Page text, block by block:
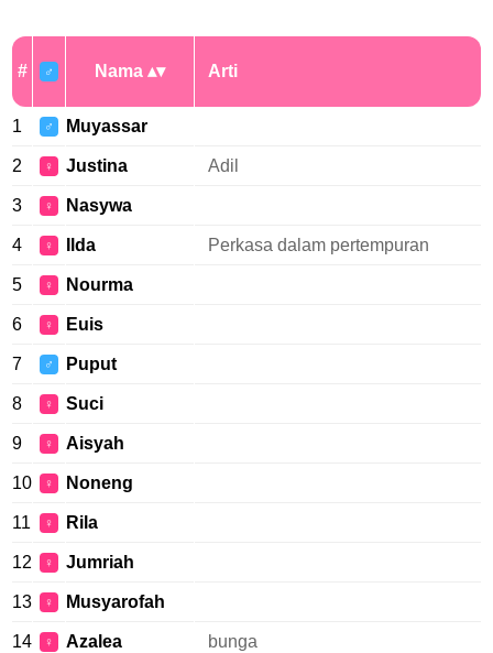
# ♂ Nama Arti
1 ♂ Muyassar
2 ♀ Justina Adil
3 ♀ Nasywa
4 ♀ Ilda Perkasa dalam pertempuran
5 ♀ Nourma
6 ♀ Euis
7 ♂ Puput
8 ♀ Suci
9 ♀ Aisyah
10 ♀ Noneng
11 ♀ Rila
12 ♀ Jumriah
13 ♀ Musyarofah
14 ♀ Azalea bunga